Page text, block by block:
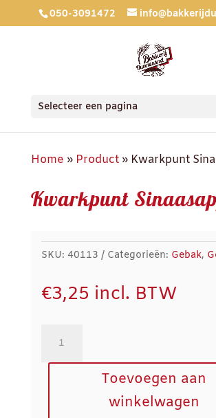
050-3091472
Selecteer een pagina
Home » Product» Kwarkpunt
Kwarkpunt
SKU: 40113 Categorieën: Gebak,
€3,25 incl. BTW
Toevoegen aan
winkelwagen